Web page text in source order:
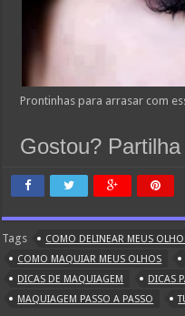
Prontinhas para arrasar com
Gostou?
Tags
COMO DELINEAR MEUS
COMO MAQUIAR MEUS OLHOS
DICAS DE MAQUIAGEM
DICAS
MAQUIAGEM PASSO A PASSO